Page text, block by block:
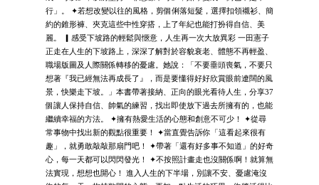
行」。 ✦若想改變以往的風格，剪個俐落短髮，選擇扣領襯衫、簡
約的錐形褲、夾克這些中性穿搭，上了年紀也能打扮得自信、美
麗。 ▎感受下坡路的輕鬆與愜意，人生再一次大放異彩 一田憲子
正走在人生的下坡路上，深深了解對於容貌衰老、體態不再輕盈、
職場版圖及人際關係轉移的憂慮。她說：「不要垂頭喪氣，不要只
想著『我已經無法再成長了』，而是要懂得好好欣賞眼前遼闊的風
景，快樂走下坡。」本書帶著接納、正向的眼光看待人生，分享37
個讓人保持自信、帥氣的練習，找出即使放下過去所擁有的，也能
繼續幸福的方法。 ✦擁有熱愛生活的心態和創意不可少！ ✦從尋
常事物中找出新的觀點很重要！ ✦當直覺告訴你「這看起來很有
趣」，就勇敢敲敲那扇門吧！ ✦帶著「還有好多事不知道」的好奇
心，每一天都可以閃閃發光！ ✦不按照計畫走也沒關係啊！就算無
法實現，想想也開心！ 進入人生的下半場，別讓不安、憂慮淹沒